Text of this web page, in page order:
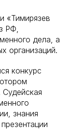
«Тимирязев
РФ,
дела, а
организаций.
конкурс
знания